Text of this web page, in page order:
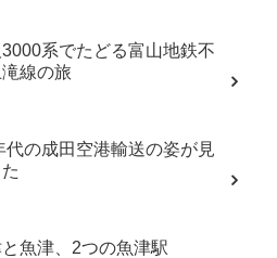
系でたどる富山地鉄不
線の旅
代の成田空港輸送の姿が見
魚津、2つの魚津駅